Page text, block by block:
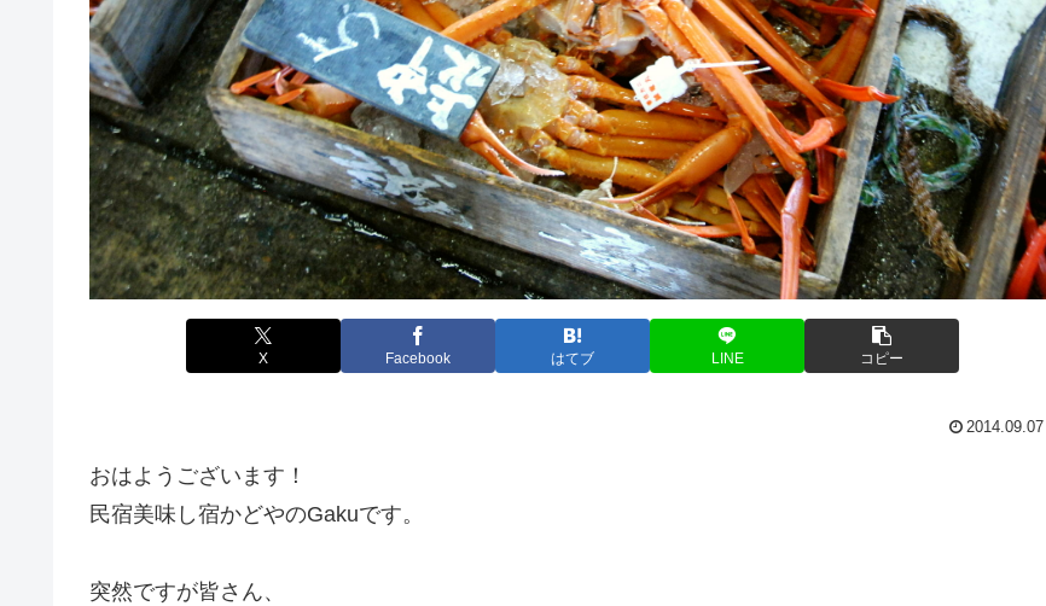
X Facebook はてブ LINE コピー
2014.09.07
おはようございます！
民宿美味し宿かどやのGakuです。
突然ですが皆さん、